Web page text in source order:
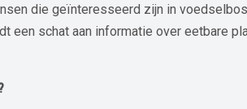
die geïnteresseerd zijn in
een schat aan informatie over eetbare